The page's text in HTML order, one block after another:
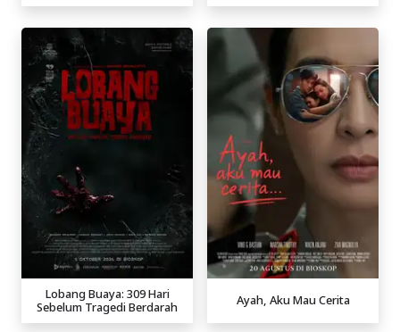
Lobang Buaya: 309 Hari
Sebelum Tragedi Berdarah
Ayah, Aku Mau Cerita